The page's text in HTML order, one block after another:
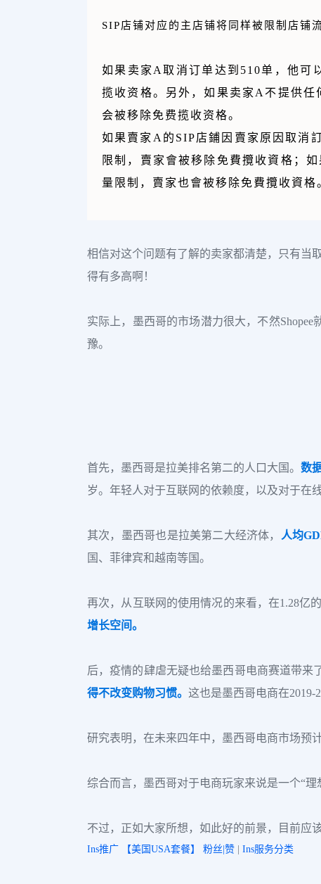
SIP店铺对应的主店铺将同样被限制店铺流
如果卖家A取消订单达到510单，他可
揽收资格。另外，如果卖家A不提供
会被移除免费揽收资格。
如果賣家A的SIP店鋪因賣家原因取消
限制，賣家會被移除免費攬收資格；
量限制，賣家也會被移除免費攬收資格
相信对这个问题有了解的卖家都清楚，只有当
得有多高啊！
实际上，墨西哥的市场潜力很大，不然
豫。
首先，墨西哥是拉美排名第二的人口大国。 数
岁。年轻人对于互联网的依赖度，以及对于在
其次，墨西哥也是拉美第二大经济体， 人均
国、菲律宾和越南等国。
再次，从互联网的使用情况的来看，在1.28亿
增长空间。
后，疫情的肆虐无疑也给墨西哥电商赛道带
得不改变购物习惯。 这也是墨西哥电商在2019-
研究表明，在未来四年中，墨西哥电商市场预
综合而言，墨西哥对于电商玩家来说是一个“
不过，正如大家所想，如此好的前景，目前应
Ins推广 【美国USA套餐】 粉丝|赞 | Ins服务分类